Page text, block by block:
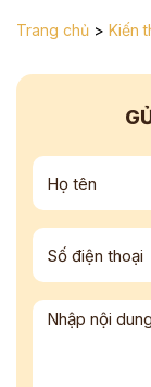
Trang chủ > Kiến